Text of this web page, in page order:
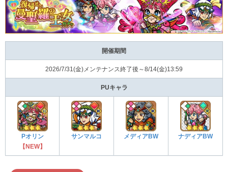
開催期間
2026/7/31(金)メンテナンス終了後～8/14(金)13:59
PUキャラ
Pオリン
【NEW】
サンマルコ メディアBW ナディアBW